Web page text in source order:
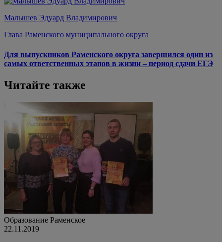
Малышев Эдуард Владимирович
Глава Раменского муниципального округа
Для выпускников Раменского округа завершился один из
самых ответственных этапов в жизни – период сдачи ЕГЭ
Читайте также
Образование Раменское
22.11.2019